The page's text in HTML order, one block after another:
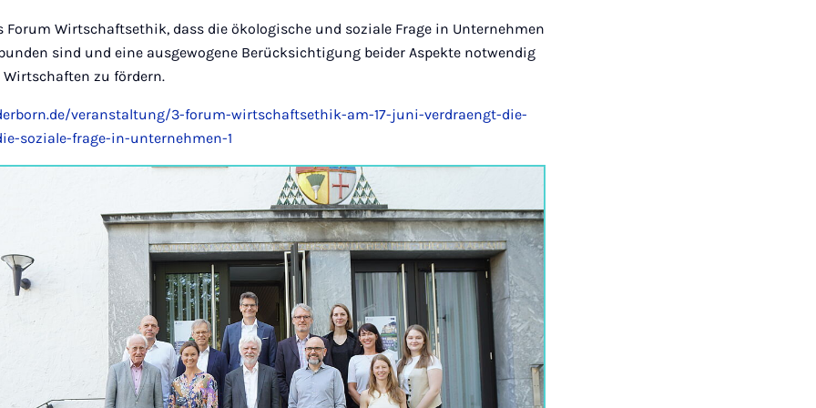
Forum Wirtschaftsethik, dass die ökologische und soziale Frage in Unternehmen
sind und eine ausgewogene Berücksichtigung beider Aspekte notwendig
zu fördern.
veranstaltung/3-forum-wirtschaftsethik-am-17-juni-verdraengt-die-
soziale-frage-in-unternehmen-1